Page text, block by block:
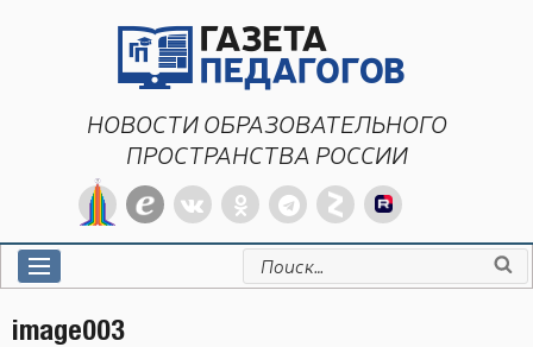
НОВОСТИ ОБРАЗОВАТЕЛЬНОГО
ПРОСТРАНСТВА РОССИИ
Искать:
image003